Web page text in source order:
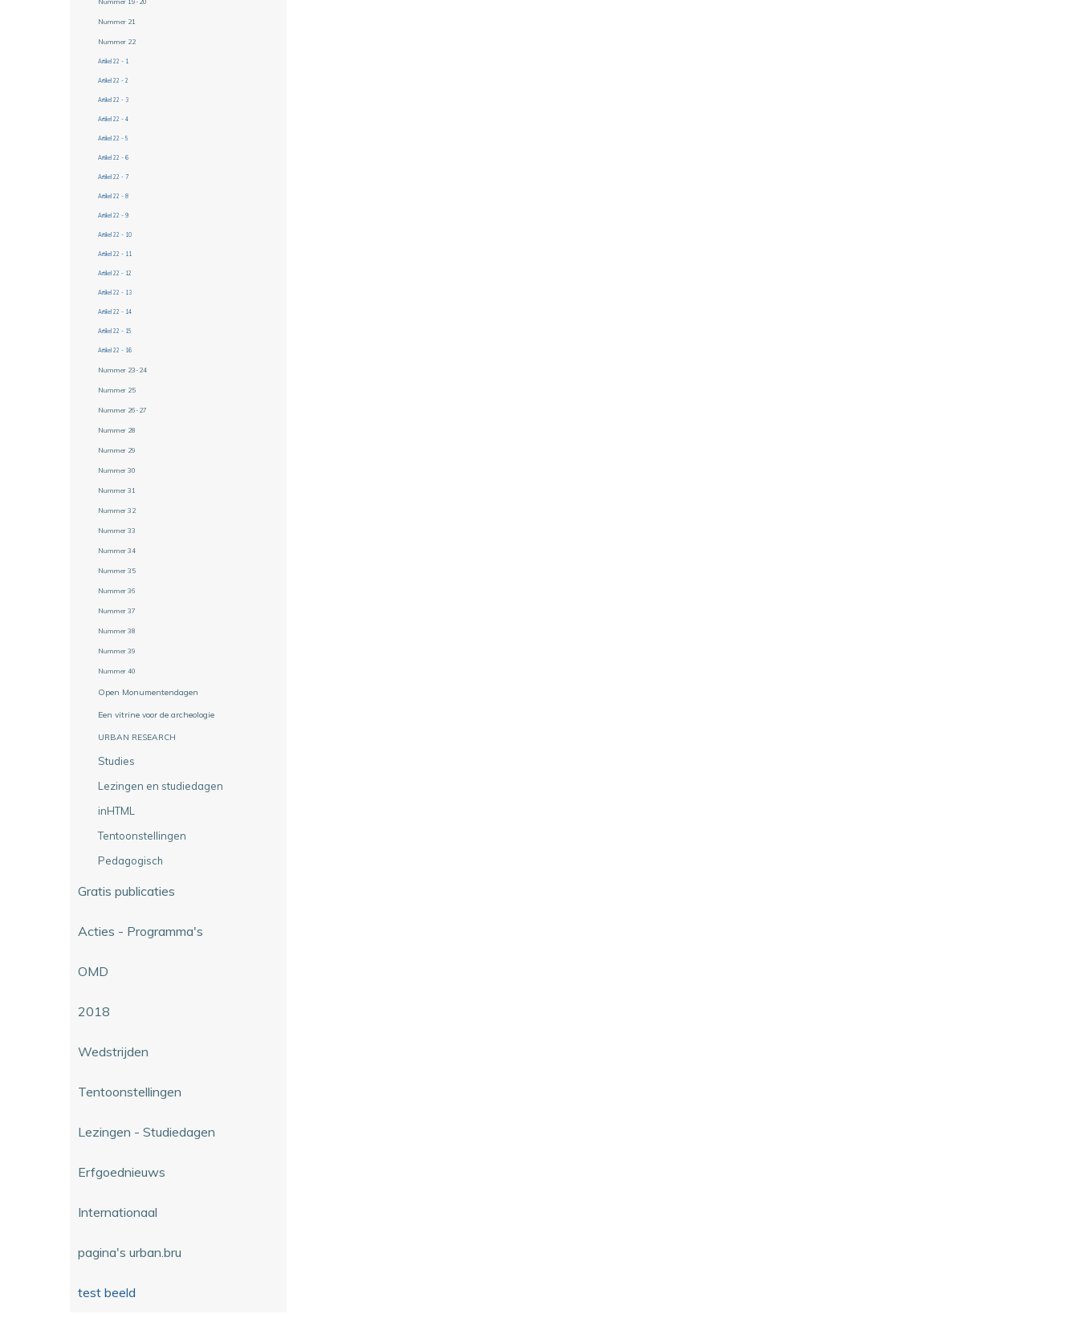
Nummer 21
Nummer 22
Artikel 22 - 1
Artikel 22 - 2
Artikel 22 - 3
Artikel 22 - 4
Artikel 22 - 5
Artikel 22 - 6
Artikel 22 - 7
Artikel 22 - 8
Artikel 22 - 9
Artikel 22 - 10
Artikel 22 - 11
Artikel 22 - 12
Artikel 22 - 13
Artikel 22 - 14
Artikel 22 - 15
Artikel 22 - 16
Nummer 23-24
Nummer 25
Nummer 26-27
Nummer 28
Nummer 29
Nummer 30
Nummer 31
Nummer 32
Nummer 33
Nummer 34
Nummer 35
Nummer 36
Nummer 37
Nummer 38
Nummer 39
Nummer 40
Open Monumentendagen
Een vitrine voor de archeologie
URBAN RESEARCH
Studies
Lezingen en studiedagen
inHTML
Tentoonstellingen
Pedagogisch
Gratis publicaties
Acties - Programma's
OMD
2018
Wedstrijden
Tentoonstellingen
Lezingen - Studiedagen
Erfgoednieuws
Internationaal
pagina's urban.bru
test beeld